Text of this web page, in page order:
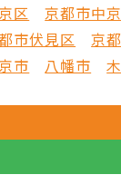
区 京都市中
市伏見区
京
市 八幡市